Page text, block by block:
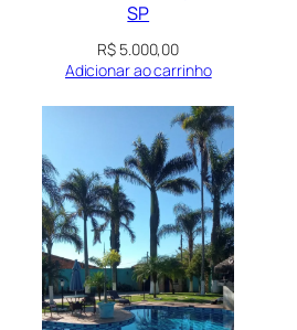
SP
R$ 5.000,00
Adicionar ao carrinho